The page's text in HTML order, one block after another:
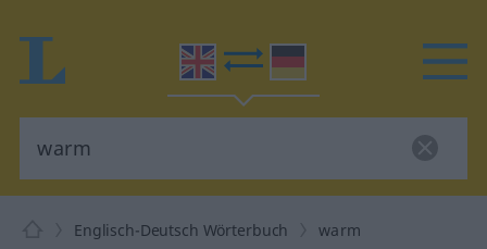
Englisch-Deutsch Wörterbuch warm